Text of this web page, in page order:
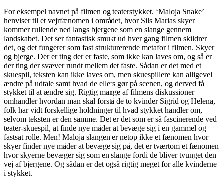
For eksempel navnet på filmen og teaterstykket. ‘Maloja Snake’
henviser til et vejrfænomen i området, hvor Sils Marias skyer
kommer rullende ned langs bjergene som en slange gennem
landskabet. Det ser fantastisk smukt ud hver gang filmen skildrer
det, og det fungerer som fast strukturerende metafor i filmen. Skyer
og bjerge. Der er ting der er faste, som ikke kan laves om, og så er
der ting der svæver rundt mellem det faste. Sådan er det med et
skuespil, teksten kan ikke laves om, men skuespillere kan alligevel
ændre på udtale samt hvad de ellers gør på scenen, og derved få
stykket til at ændre sig. Rigtig mange af filmens diskussioner
omhandler hvordan man skal forstå de to kvinder Sigrid og Helena,
folk har vidt forskellige holdninger til hvad stykket handler om,
selvom teksten er den samme. Det er det som er så fascinerende ved
teater-skuespil, at finde nye måder at bevæge sig i en gammel og
fastsat rolle. Men! Maloja slangen er netop ikke et fænomen hvor
skyer finder nye måder at bevæge sig på, det er tværtom et fænomen
hvor skyerne bevæger sig som en slange fordi de bliver tvunget den
vej af bjergene. Og sådan er det også rigtig meget for alle kvinderne
i stykket.